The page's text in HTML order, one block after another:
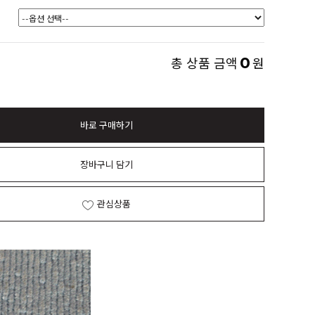
총 상품 금액 0원
바로 구매하기
장바구니 담기
관심상품